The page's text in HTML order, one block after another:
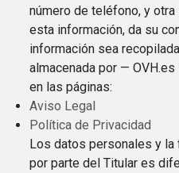
número de teléfono, y
esta información, da su
información sea
almacenada por —
en las páginas:
Aviso Legal
Política de Privacidad
Los datos personales y
por parte del Titular es